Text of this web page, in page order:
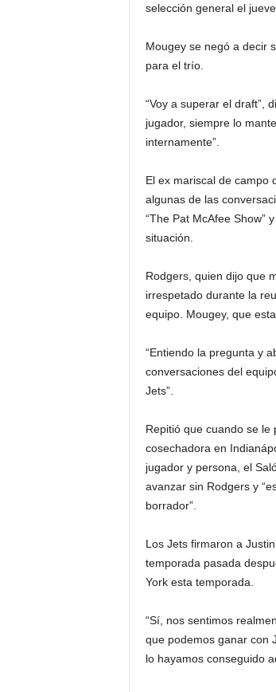
selección general el
Mougey se negó a decir
para el trío.
“Voy a superar el draft”,
jugador, siempre lo
internamente”.
El ex mariscal de campo
algunas de las
“The Pat McAfee Show”
situación.
Rodgers, quien dijo que
irrespetado durante la
equipo. Mougey, que
“Entiendo la pregunta y
conversaciones del
Jets”.
Repitió que cuando se
cosechadora en
jugador y persona, el
avanzar sin Rodgers y
borrador”.
Los Jets firmaron a
temporada pasada
York esta temporada.
“Sí, nos sentimos
que podemos ganar con
lo hayamos conseguido